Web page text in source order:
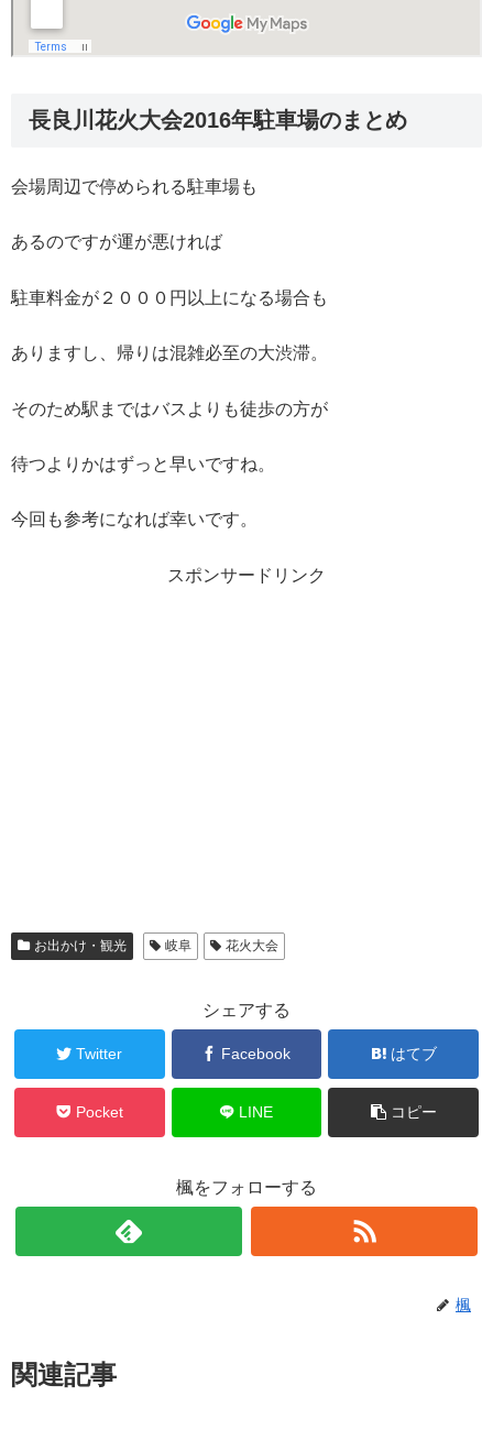
長良川花火大会2016年駐車場のまとめ
会場周辺で停められる駐車場も
あるのですが運が悪ければ
駐車料金が２０００円以上になる場合も
ありますし、帰りは混雑必至の大渋滞。
そのため駅まではバスよりも徒歩の方が
待つよりかはずっと早いですね。
今回も参考になれば幸いです。
スポンサードリンク
お出かけ・観光 岐阜 花火大会
シェアする
Twitter Facebook はてブ
Pocket LINE コピー
楓をフォローする
楓
関連記事